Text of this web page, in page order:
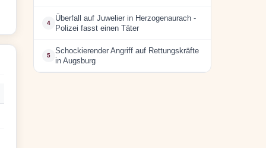
4
Überfall auf Juwelier in Herzogenaurach -
Polizei fasst einen Täter
5
Schockierender Angriff auf Rettungskräfte
in Augsburg